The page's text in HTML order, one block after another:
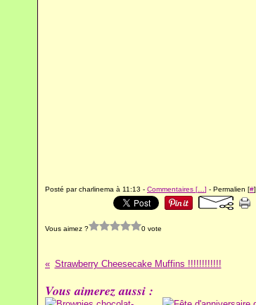
Posté par charlinema à 11:13 - Commentaires [ ] - Permalien [#]
Vous aimez ? 0 vote
Strawberry Cheesecake Muffins !!!!!!!!!!!!
Vous aimerez aussi :